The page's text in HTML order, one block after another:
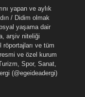
yapan ve aylık
/ Didim olmak
yaşama dair
arşiv niteliği
röportajları ve tüm
ve özel kurum
Spor, Sanat,
(@egeideadergi)